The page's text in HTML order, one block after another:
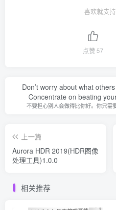
喜欢就支
点赞 57
Don’t worry about what
Concentrate on beating
不要担心别人会做得比你好。你只需
上一篇
Aurora HDR 2019(HDR图像
处理工具)1.0.0
相关推荐